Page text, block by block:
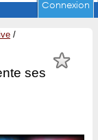
Connexion
/
ses